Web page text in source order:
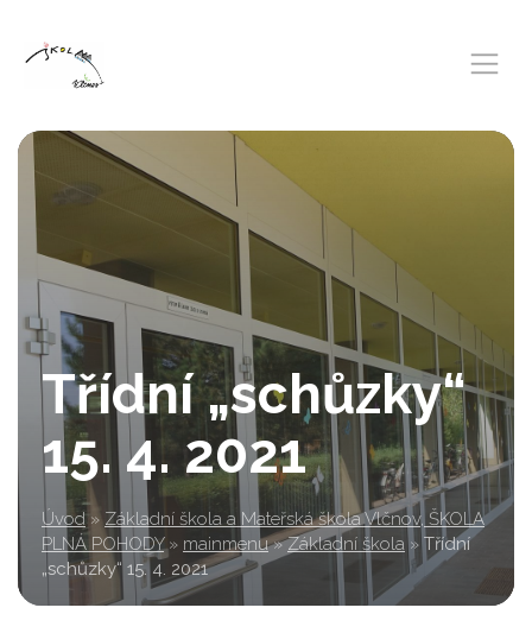
Třídní „schůzky“
15. 4. 2021
Úvod » Základní škola a Mateřská škola Vlčnov, ŠKOLA
PLNÁ POHODY » mainmenu » Základní škola » Třídní
„schůzky“ 15. 4. 2021